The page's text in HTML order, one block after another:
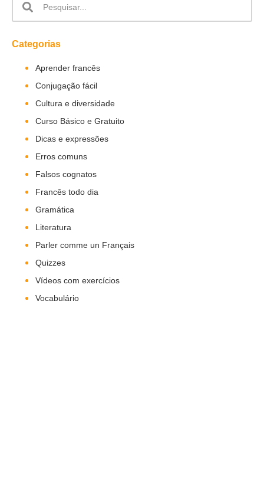
Categorias
Aprender francês
Conjugação fácil
Cultura e diversidade
Curso Básico e Gratuito
Dicas e expressões
Erros comuns
Falsos cognatos
Francês todo dia
Gramática
Literatura
Parler comme un Français
Quizzes
Vídeos com exercícios
Vocabulário